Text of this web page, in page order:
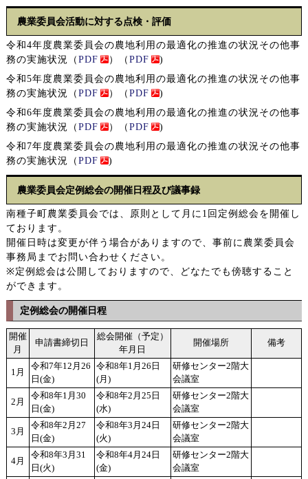
農業委員会活動に対する点検・評価
令和4年度農業委員会の農地利用の最適化の推進の状況その他事
務の実施状況（PDF ）（PDF
)
令和5年度農業委員会の農地利用の最適化の推進の状況その他事
務の実施状況（PDF ）（PDF
)
令和6年度農業委員会の農地利用の最適化の推進の状況その他事
務の実施状況（PDF ）（PDF
)
令和7年度農業委員会の農地利用の最適化の推進の状況その他事
務の実施状況
（PDF )
農業委員会定例総会の開催日程及び議事録
南種子町農業委員会では、原則として月に1回定例総会を開催し
ております。
開催日時は変更が伴う場合がありますので、事前に農業委員会
事務局までお問い合わせください。
※定例総会は公開しておりますので、どなたでも傍聴すること
ができます。
定例総会の開催日程
開催
月
申請書締切日
総会開催（予定）
年月日
開催場所 備考
1月
令和7年12月26
日(金)
令和8年1月26日
(月)
研修センター2階大
会議室
2月
令和8年1月30
日(金)
令和8年2月25日
(水)
研修センター2階大
会議室
3月
令和8年2月27
日(金)
令和8年3月24日
(火)
研修センター2階大
会議室
4月
令和8年3月31
日(火)
令和8年4月24日
(金)
研修センター2階大
会議室